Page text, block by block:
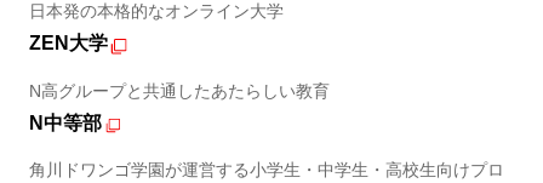
日本発の本格的なオンライン大学
ZEN大学
N高グループと共通したあたらしい教育
N中等部
角川ドワンゴ学園が運営する小学生・中学生・高校生向けプロ